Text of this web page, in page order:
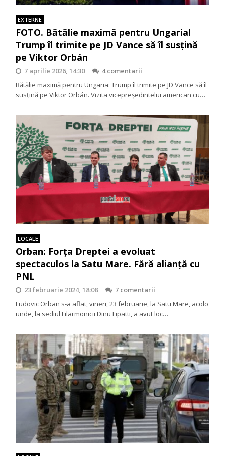
EXTERNE
FOTO. Bătălie maximă pentru Ungaria!
Trump îl trimite pe JD Vance să îl susțină
pe Viktor Orbán
7 aprilie 2026, 14:30
4 comentarii
Bătălie maximă pentru Ungaria: Trump îl trimite pe JD Vance să îl
susțină pe Viktor Orbán. Vizita vicepreședintelui american cu…
LOCALE
Orban: Forța Dreptei a evoluat
spectaculos la Satu Mare. Fără alianță cu
PNL
23 februarie 2024, 18:08
7 comentarii
Ludovic Orban s-a aflat, vineri, 23 februarie, la Satu Mare, acolo
unde, la sediul Filarmonicii Dinu Lipatti, a avut loc…